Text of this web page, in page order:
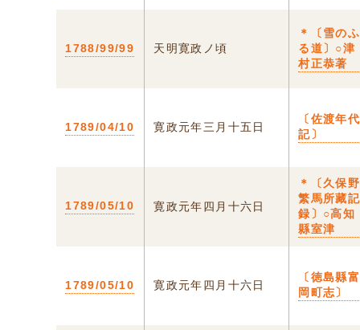
1788/99/99 天明寛政ノ頃
＊〔雪のふ
る道〕○津
村正恭著
1789/04/10 寛政元年三月十五日
〔佐渡年代
記〕
1789/05/10 寛政元年四月十六日
＊〔久保野
繁馬所藏記
録〕○高知
縣室津
1789/05/10 寛政元年四月十六日
〔徳島縣富
岡町志〕